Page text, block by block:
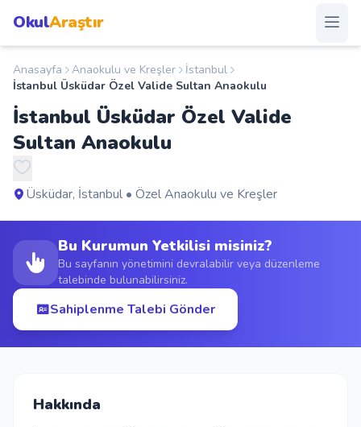
OkulAraştır
Anasayfa
Okullar
Şehirler
Duyurular
S.S.S.
Blog
Anasayfa Anaokulu ve Kreşler
İstanbul
İstanbul Üsküdar Özel Valide Sultan Anaokulu
İstanbul Üsküdar Özel Valide
Sultan Anaokulu
Üsküdar, İstanbul • Özel Anaokulu ve Kreşler
Bu Kurumun Yetkilisi misiniz?
Bu sayfanın yönetimini devralabilir veya düzenleme
talebinde bulunabilirsiniz.
Sahiplenme Talebi Gönder
Hakkında